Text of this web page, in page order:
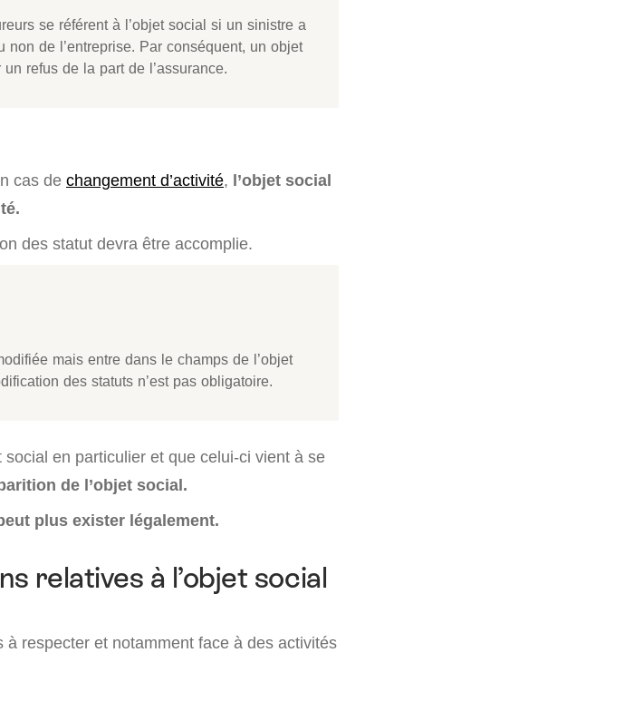
se référent à l’objet social si un sinistre a
de l’entreprise. Par conséquent, un objet
refus de la part de l’assurance.
cas de changement d’activité, l’objet social
des statut devra être accomplie.
mais entre dans le champs de l’objet
des statuts n’est pas obligatoire.
en particulier et que celui-ci vient à se
de l’objet social.
plus exister légalement.
relatives à l’objet social
à respecter et notamment face à des activités